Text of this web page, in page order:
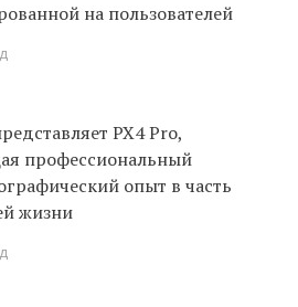
на пользователей
PX4 Pro,
профессиональный
опыт в часть
жизни